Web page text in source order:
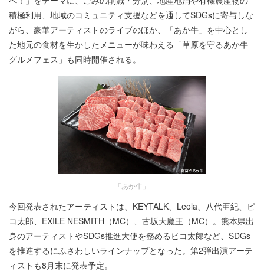
積極利用、地域のコミュニティ支援などを通してSDGsに寄与しな
がら、豪華アーティストのライブのほか、「あか牛」を中心とし
た地元の食材を生かしたメニューが味わえる「草原を守るあか牛
グルメフェス」も同時開催される。
「あか牛」
今回発表されたアーティストは、KEYTALK、Leola、八代亜紀、ピ
コ太郎、EXILE NESMITH（MC）、古坂大魔王（MC）。熊本県出
身のアーティストやSDGs推進大使を務めるピコ太郎など、SDGs
を推進するにふさわしいラインナップとなった。第2弾出演アーテ
ィストも8月末に発表予定。